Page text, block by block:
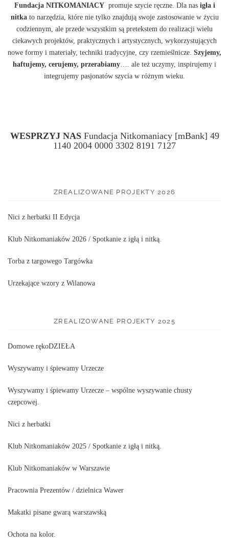
Fundacja NITKOMANIACY promuje szycie ręczne. Dla nas igła i
nitkato narzędzia, które nie tylko znajdują swoje zastosowanie w życiu
codziennym, ale przede wszystkim są pretekstem do realizacji wielu
ciekawych projektów, praktycznych i artystycznych, wykorzystujących
nowe formy i materiały, techniki tradycyjne, czy rzemieślnicze. Szyjemy,
haftujemy, cerujemy, przerabiamy…. ale też uczymy, inspirujemy i
integrujemy pasjonatów szycia w różnym wieku.
WESPRZYJ NASFundacja Nitkomaniacy [mBank] 49
1140 2004 0000 3302 8191 7127
ZREALIZOWANE PROJEKTY 2026
Nici z herbatki II Edycja
Klub Nitkomaniaków 2026 / Spotkanie z igłą i nitką.
Torba z targowego Targówka
Urzekające wzory z Wilanowa
ZREALIZOWANE PROJEKTY 2025
Domowe rękoDZIEŁA
Wyszywamy i śpiewamy Urzecze
Wyszywamy i śpiewamy Urzecze – wspólne wyszywanie chusty
czepcowej.
Nici z herbatki
Klub Nitkomaniaków 2025 / Spotkanie z igłą i nitką.
Klub Nitkomaniaków w Warszawie
Pracownia Prezentów / dzielnica Wawer
Makatki pisane gwarą warszawską
Ochota na kolor.